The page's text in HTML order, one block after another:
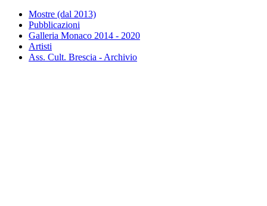
Mostre (dal 2013)
Pubblicazioni
Galleria Monaco 2014 - 2020
Artisti
Ass. Cult. Brescia - Archivio